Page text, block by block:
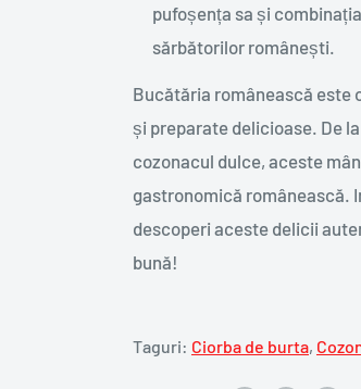
pufoșența sa și
sărbătorilor românești.
Bucătăria românească este
și preparate delicioase. De
cozonacul dulce, aceste
gastronomică românească.
descoperi aceste delicii
bună!
Taguri: Ciorba de burta,